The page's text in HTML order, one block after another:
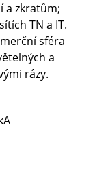
a zkratům;
TN a IT.
sféra
a
rázy.